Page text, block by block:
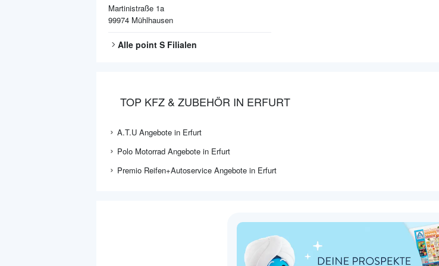
Martinistraße 1a
99974 Mühlhausen
Alle point S Filialen
TOP KFZ & ZUBEHÖR IN ERFURT
A.T.U Angebote in Erfurt
Polo Motorrad Angebote in Erfurt
Premio Reifen+Autoservice Angebote in Erfurt